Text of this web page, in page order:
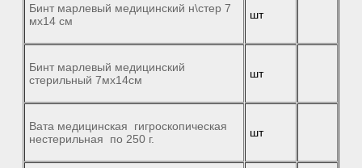
Бинт марлевый медицинский н\стер 7
мх14 см
шт
Бинт марлевый медицинский
стерильный 7мx14см
шт
Вата медицинская гигроскопическая
нестерильная по 250 г.
шт